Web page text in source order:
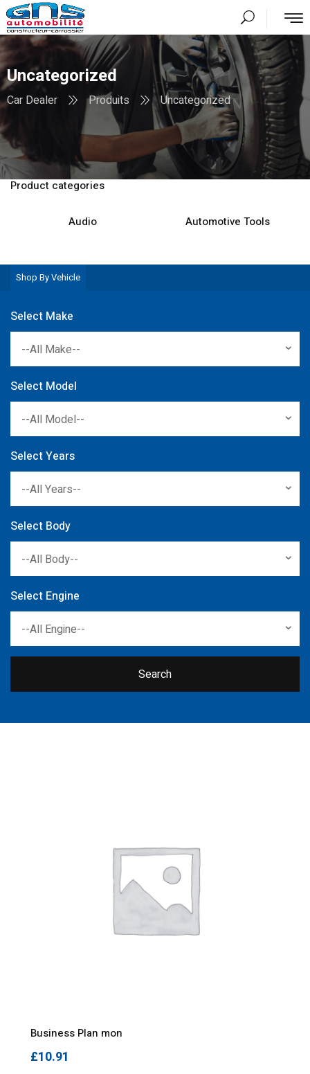
Uncategorized
Car Dealer Produits Uncategorized
Product categories
Audio Automotive Tools
Shop By Vehicle
Select Make
--All Make--
Select Model
--All Model--
Select Years
--All Years--
Select Body
--All Body--
Select Engine
--All Engine--
Search
Business Plan mon
£10.91